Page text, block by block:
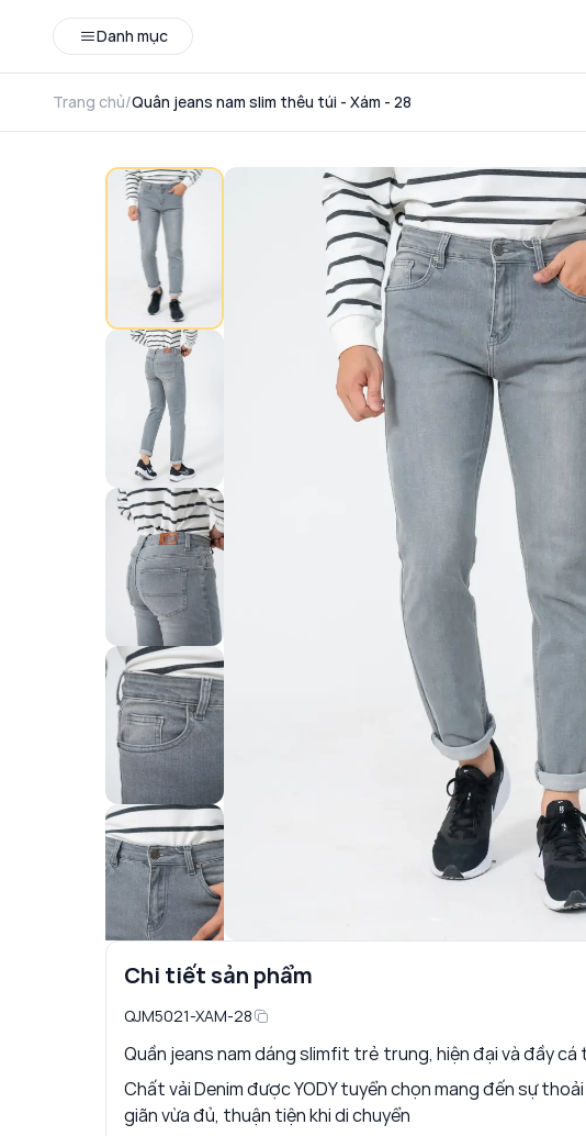
Danh mục
Trang chủ/Quân jeans nam slim thêu túi - Xám - 28
Chi tiết sản phẩm
QJM5021-XAM-28
Quần jeans nam dáng slimfit trẻ trung, hiện đại và đầy cá
Chất vải Denim được YODY tuyển chọn mang đến sự
giãn vừa đủ, thuận tiện khi di chuyển